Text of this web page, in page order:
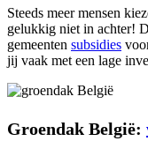
Steeds meer mensen
gelukkig niet in achter!
gemeenten subsidies
jij vaak met een lage
Groendak België: